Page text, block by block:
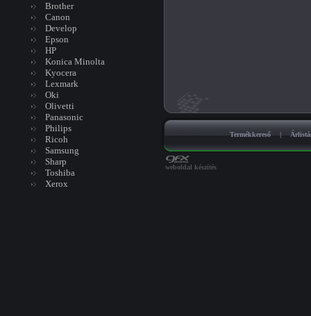
Brother
Canon
Develop
Epson
HP
Konica Minolta
Kyocera
Lexmark
Oki
Olivetti
Panasonic
Philips
Ricoh
Samsung
Sharp
Toshiba
Xerox
Termékkereső |
weboldal készítés